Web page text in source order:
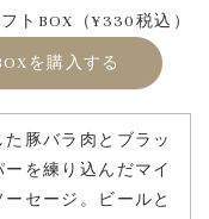
トBOX（¥330税込）
を購入する
豚バラ肉とブラッ
を練り込んだマイ
セージ。ビールと